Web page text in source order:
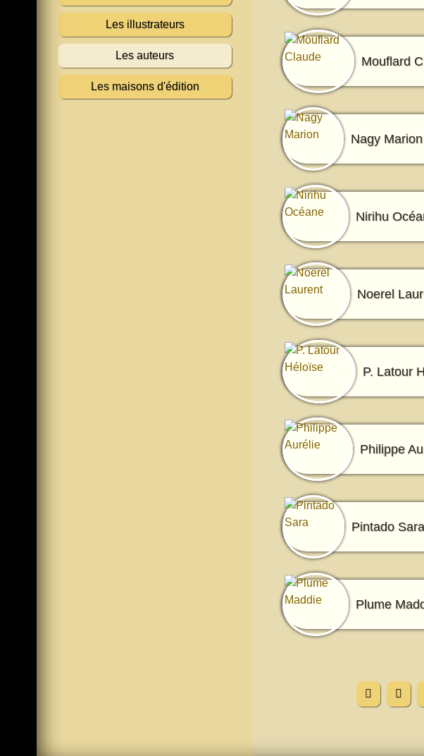
Les illustrateurs
Les auteurs
Les maisons d'édition
Mouflard
Nagy Marion
Nirihu
Noerel
P. Latour
Philippe
Pintado Sara
Plume